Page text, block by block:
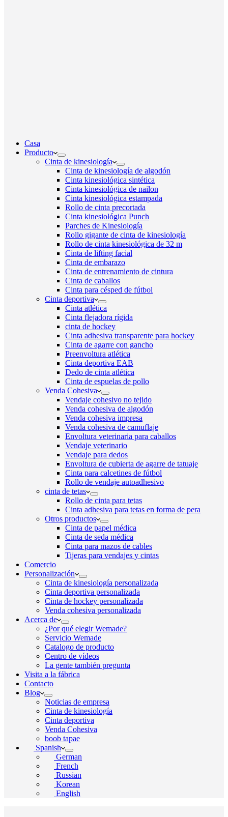
Casa
Producto
Cinta de kinesiología
Cinta de kinesiología de algodón
Cinta kinesiológica sintética
Cinta kinesiológica de nailon
Cinta kinesiológica estampada
Rollo de cinta precortada
Cinta kinesiológica Punch
Parches de Kinesiología
Rollo gigante de cinta de kinesiología
Rollo de cinta kinesiológica de 32 m
Cinta de lifting facial
Cinta de embarazo
Cinta de entrenamiento de cintura
Cinta de caballos
Cinta para césped de fútbol
Cinta deportiva
Cinta atlética
Cinta flejadora rígida
cinta de hockey
Cinta adhesiva transparente para hockey
Cinta de agarre con gancho
Preenvoltura atlética
Cinta deportiva EAB
Dedo de cinta atlética
Cinta de espuelas de pollo
Venda Cohesiva
Vendaje cohesivo no tejido
Venda cohesiva de algodón
Venda cohesiva impresa
Venda cohesiva de camuflaje
Envoltura veterinaria para caballos
Vendaje veterinario
Vendaje para dedos
Envoltura de cubierta de agarre de tatuaje
Cinta para calcetines de fútbol
Rollo de vendaje autoadhesivo
cinta de tetas
Rollo de cinta para tetas
Cinta adhesiva para tetas en forma de pera
Otros productos
Cinta de papel médica
Cinta de seda médica
Cinta para mazos de cables
Tijeras para vendajes y cintas
Comercio
Personalización
Cinta de kinesiología personalizada
Cinta deportiva personalizada
Cinta de hockey personalizada
Venda cohesiva personalizada
Acerca de
¿Por qué elegir Wemade?
Servicio Wemade
Catalogo de producto
Centro de vídeos
La gente también pregunta
Visita a la fábrica
Contacto
Blog
Noticias de empresa
Cinta de kinesiología
Cinta deportiva
Venda Cohesiva
boob tapae
Spanish
German
French
Russian
Korean
English